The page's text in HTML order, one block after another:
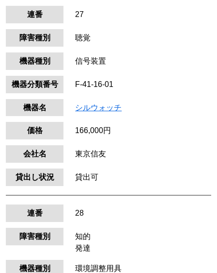
連番 27
障害種別 聴覚
機器種別 信号装置
機器分類番号 F-41-16-01
機器名 シルウォッチ
価格 166,000円
会社名 東京信友
貸出し状況 貸出可
連番 28
障害種別
知的
発達
機器種別 環境調整用具